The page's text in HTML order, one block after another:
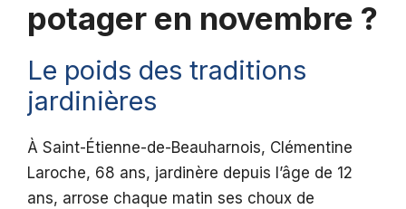
potager en novembre ?
Le poids des traditions
jardinières
À Saint-Étienne-de-Beauharnois, Clémentine
Laroche, 68 ans, jardinère depuis l’âge de 12
ans, arrose chaque matin ses choux de